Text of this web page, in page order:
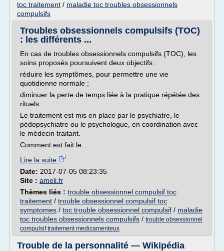
toc traitement / maladie toc troubles obsessionnels
compulsifs
Troubles obsessionnels compulsifs (TOC)
: les différents ...
En cas de troubles obsessionnels compulsifs (TOC), les
soins proposés poursuivent deux objectifs :
réduire les symptômes, pour permettre une vie
quotidienne normale ;
diminuer la perte de temps liée à la pratique répétée des
rituels.
Le traitement est mis en place par le psychiatre, le
pédopsychiatre ou le psychologue, en coordination avec
le médecin traitant.
Comment est fait le...
Lire la suite
Date: 2017-07-05 08:23:35
Site : ameli.fr
Thèmes liés : trouble obsessionnel compulsif toc
traitement / trouble obsessionnel compulsif toc
symptomes / toc trouble obsessionnel compulsif / maladie
toc troubles obsessionnels compulsifs / trouble obsessionnel
compulsif traitement medicamenteux
Trouble de la personnalité — Wikipédia